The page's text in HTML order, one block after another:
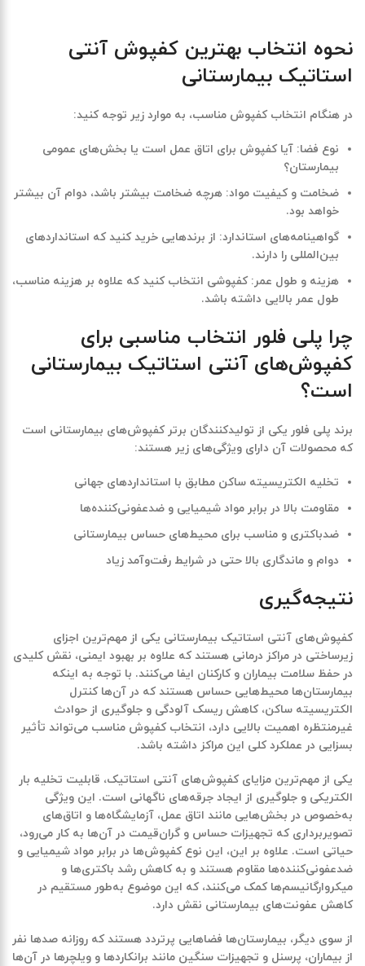
نحوه انتخاب بهترین کفپوش آنتی
استاتیک بیمارستانی
در هنگام انتخاب کفپوش مناسب، به موارد زیر توجه کنید:
نوع فضا: آیا کفپوش برای اتاق عمل است یا بخش‌های عمومی
بیمارستان؟
ضخامت و کیفیت مواد: هرچه ضخامت بیشتر باشد، دوام آن بیشتر
خواهد بود.
گواهینامه‌های استاندارد: از برندهایی خرید کنید که استانداردهای
بین‌المللی را دارند.
هزینه و طول عمر : کفپوشی انتخاب کنید که علاوه بر هزینه مناسب،
طول عمر بالایی داشته باشد.
چرا پلی فلور انتخاب مناسبی برای
کفپوش‌های آنتی استاتیک بیمارستانی
است؟
برند پلی فلور یکی از تولیدکنندگان برتر کفپوش‌های بیمارستانی است
که محصولات آن دارای ویژگی‌های زیر هستند:
تخلیه الکتریسیته ساکن مطابق با استانداردهای جهانی
مقاومت بالا در برابر مواد شیمیایی و ضدعفونی‌کننده‌ها
ضدباکتری و مناسب برای محیط‌های حساس بیمارستانی
دوام و ماندگاری بالا حتی در شرایط رفت‌وآمد زیاد
نتیجه‌گیری
کفپوش‌های آنتی استاتیک بیمارستانی یکی از مهم‌ترین اجزای
زیرساختی در مراکز درمانی هستند که علاوه بر بهبود ایمنی، نقش کلیدی
در حفظ سلامت بیماران و کارکنان ایفا می‌کنند. با توجه به اینکه
بیمارستان‌ها محیط‌هایی حساس هستند که در آن‌ها کنترل
الکتریسیته ساکن، کاهش ریسک آلودگی و جلوگیری از حوادث
غیرمنتظره اهمیت بالایی دارد، انتخاب کفپوش مناسب می‌تواند تأثیر
بسزایی در عملکرد کلی این مراکز داشته باشد.
یکی از مهم‌ترین مزایای کفپوش‌های آنتی استاتیک، قابلیت تخلیه بار
الکتریکی و جلوگیری از ایجاد جرقه‌های ناگهانی است. این ویژگی
به‌خصوص در بخش‌هایی مانند اتاق عمل، آزمایشگاه‌ها و اتاق‌های
تصویربرداری که تجهیزات حساس و گران‌قیمت در آن‌ها به کار می‌رود،
حیاتی است. علاوه بر این، این نوع کفپوش‌ها در برابر مواد شیمیایی و
ضدعفونی‌کننده‌ها مقاوم هستند و به کاهش رشد باکتری‌ها و
میکروارگانیسم‌ها کمک می‌کنند، که این موضوع به‌طور مستقیم در
کاهش عفونت‌های بیمارستانی نقش دارد.
از سوی دیگر، بیمارستان‌ها فضاهایی پرتردد هستند که روزانه صدها نفر
از بیماران، پرسنل و تجهیزات سنگین مانند برانکاردها و ویلچرها در آن‌ها